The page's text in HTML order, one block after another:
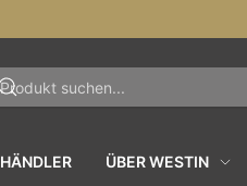
HÄNDLER ÜBER WESTIN